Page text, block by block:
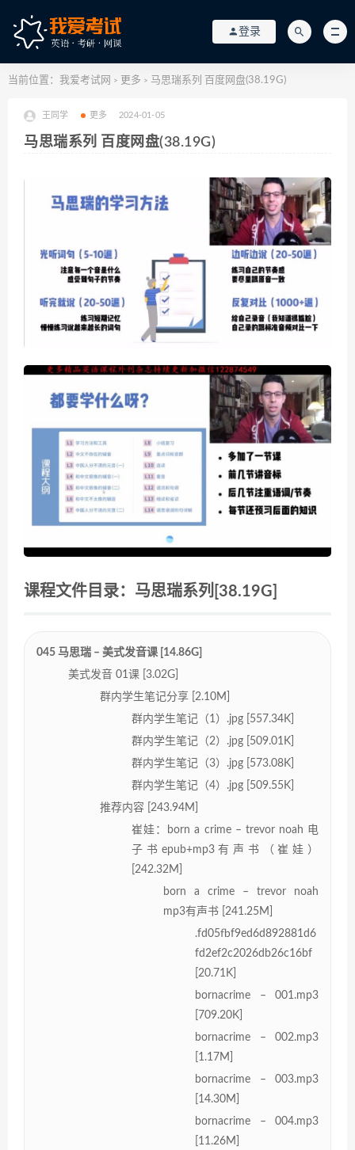
登录
当前位置： 我爱考试网 > 更多 > 马思瑞系列 百度网盘(38.19G)
王同学 更多 2024-01-05
马思瑞系列 百度网盘(38.19G)
课程文件目录：马思瑞系列[38.19G]
045 马思瑞 – 美式发音课 [14.86G]
美式发音 01课 [3.02G]
群内学生笔记分享 [2.10M]
群内学生笔记（1）.jpg [557.34K]
群内学生笔记（2）.jpg [509.01K]
群内学生笔记（3）.jpg [573.08K]
群内学生笔记（4）.jpg [509.55K]
推荐内容 [243.94M]
崔娃：born a crime – trevor noah 电
子书epub+mp3有声书（崔娃）
[242.32M]
born a crime – trevor noah
mp3有声书 [241.25M]
.fd05fbf9ed6d892881d6
fd2ef2c2026db26c16bf
[20.71K]
bornacrime – 001.mp3
[709.20K]
bornacrime – 002.mp3
[1.17M]
bornacrime – 003.mp3
[14.30M]
bornacrime – 004.mp3
[11.26M]